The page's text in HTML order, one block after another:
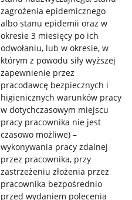
zagrożenia epidemicznego
albo stanu epidemii oraz w
okresie 3 miesięcy po ich
odwołaniu, lub w okresie, w
którym z powodu siły wyższej
zapewnienie przez
pracodawcę bezpiecznych i
higienicznych warunków pracy
w dotychczasowym miejscu
pracy pracownika nie jest
czasowo możliwe) –
wykonywania pracy zdalnej
przez pracownika, przy
zastrzeżeniu złożenia przez
pracownika bezpośrednio
przed wydaniem polecenia